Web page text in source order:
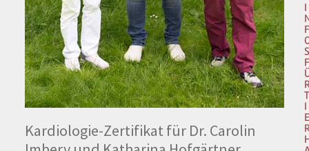
Kardiologie-Zertifikat für Dr. Carolin
I
I